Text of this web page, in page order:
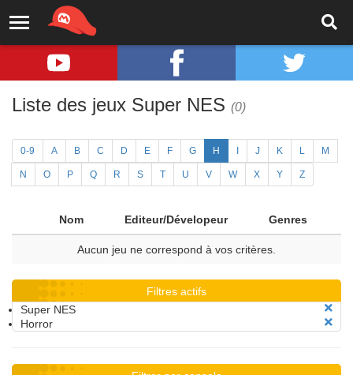
Liste des jeux Super NES (0)
0-9 A B C D E F G H J K L M
N O P Q R S T U V W X Y Z
Nom Editeur/Dévelopeur Genres
Aucun jeu ne correspond à vos critères.
Filtres actifs
Super NES
Horror